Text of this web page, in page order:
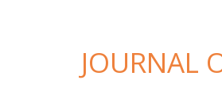
JOURNAL